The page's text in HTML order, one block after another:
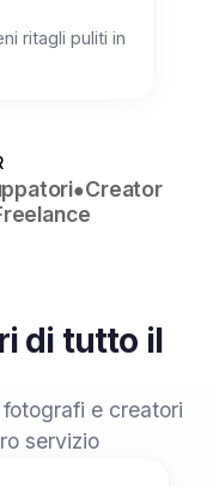
ritagli puliti in
●Creator
di tutto il
e creatori
servizio